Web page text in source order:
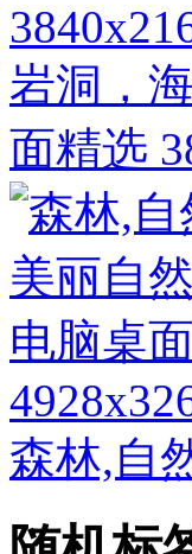
岩洞，
面精选
森林,自